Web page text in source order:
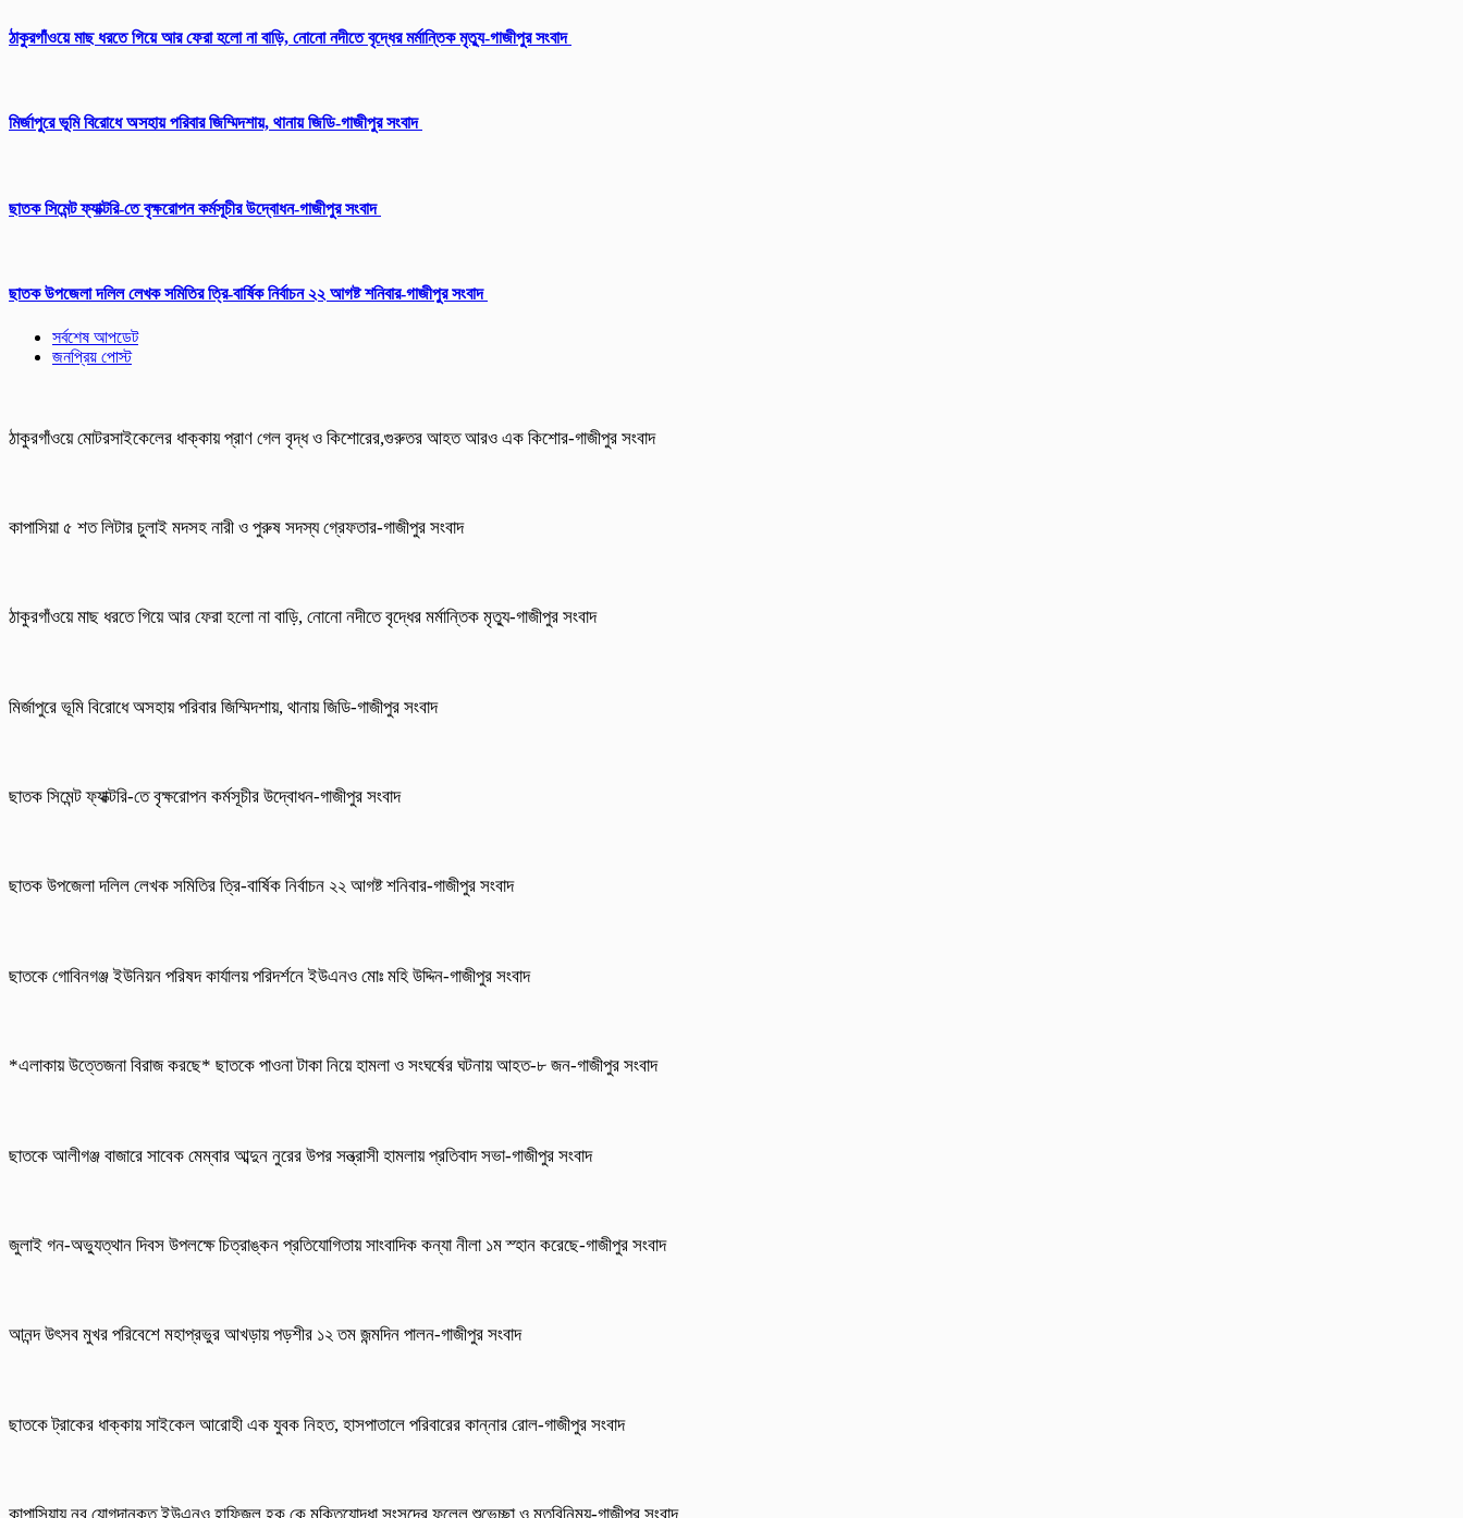
ঠাকুরগাঁওয়ে মাছ ধরতে গিয়ে আর ফেরা হলো না বাড়ি, নোনো নদীতে বৃদ্ধের মর্মান্তিক মৃত্যু-গাজীপুর সংবাদ
মির্জাপুরে ভূমি বিরোধে অসহায় পরিবার জিম্মিদশায়, থানায় জিডি-গাজীপুর সংবাদ
ছাতক সিমেন্ট ফ্যাক্টরি-তে বৃক্ষরোপন কর্মসূচীর উদ্বোধন-গাজীপুর সংবাদ
ছাতক উপজেলা দলিল লেখক সমিতির ত্রি-বার্ষিক নির্বাচন ২২ আগষ্ট শনিবার-গাজীপুর সংবাদ
সর্বশেষ আপডেট
জনপ্রিয় পোস্ট
ঠাকুরগাঁওয়ে মোটরসাইকেলের ধাক্কায় প্রাণ গেল বৃদ্ধ ও কিশোরের,গুরুতর আহত আরও এক কিশোর-গাজীপুর সংবাদ
কাপাসিয়া ৫ শত লিটার চুলাই মদসহ নারী ও পুরুষ সদস্য গ্রেফতার-গাজীপুর সংবাদ
ঠাকুরগাঁওয়ে মাছ ধরতে গিয়ে আর ফেরা হলো না বাড়ি, নোনো নদীতে বৃদ্ধের মর্মান্তিক মৃত্যু-গাজীপুর সংবাদ
মির্জাপুরে ভূমি বিরোধে অসহায় পরিবার জিম্মিদশায়, থানায় জিডি-গাজীপুর সংবাদ
ছাতক সিমেন্ট ফ্যাক্টরি-তে বৃক্ষরোপন কর্মসূচীর উদ্বোধন-গাজীপুর সংবাদ
ছাতক উপজেলা দলিল লেখক সমিতির ত্রি-বার্ষিক নির্বাচন ২২ আগষ্ট শনিবার-গাজীপুর সংবাদ
ছাতকে গোবিনগঞ্জ ইউনিয়ন পরিষদ কার্যালয় পরিদর্শনে ইউএনও মোঃ মহি উদ্দিন-গাজীপুর সংবাদ
*এলাকায় উত্তেজনা বিরাজ করছে* ছাতকে পাওনা টাকা নিয়ে হামলা ও সংঘর্ষের ঘটনায় আহত-৮ জন-গাজীপুর সংবাদ
ছাতকে আলীগঞ্জ বাজারে সাবেক মেম্বার আব্দুন নুরের উপর সন্ত্রাসী হামলায় প্রতিবাদ সভা-গাজীপুর সংবাদ
জুলাই গন-অভ্যুত্থান দিবস উপলক্ষে চিত্রাঙ্কন প্রতিযোগিতায় সাংবাদিক কন্যা নীলা ১ম স্হান করেছে-গাজীপুর সংবাদ
আনন্দ উৎসব মুখর পরিবেশে মহাপ্রভুর আখড়ায় পড়শীর ১২ তম জন্মদিন পালন-গাজীপুর সংবাদ
ছাতকে ট্রাকের ধাক্কায় সাইকেল আরোহী এক যুবক নিহত, হাসপাতালে পরিবারের কান্নার রোল-গাজীপুর সংবাদ